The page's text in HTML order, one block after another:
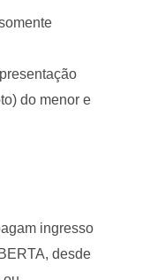
do menor e
ingresso
desde